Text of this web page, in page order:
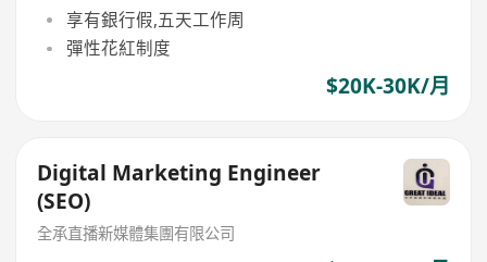
享有銀行假,五天工作周
彈性花紅制度
$20K-30K/月
Digital Marketing Engineer
(SEO)
全承直播新媒體集團有限公司